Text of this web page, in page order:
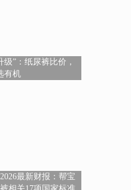
”：纸尿裤比价，
有机
最新财报：帮宝